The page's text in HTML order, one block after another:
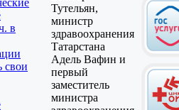
в
свои
Тутельян,
министр
здравоохранения
Татарстана
Адель Вафин и
первый
заместитель
министра